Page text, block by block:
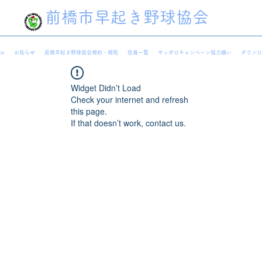
前橋市早起き野球協会
お知らせ 前橋早起き野球協会規約・規程 役員一覧 サッポロキャンペーン協力願い ダウン
Widget Didn’t Load
Check your internet and refresh
this page.
If that doesn’t work, contact us.